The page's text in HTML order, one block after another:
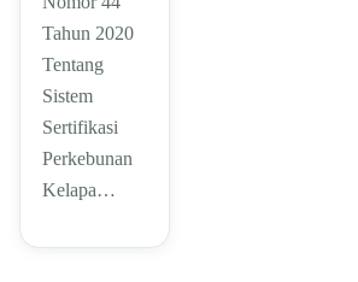
Tahun 2020
Tentang
Sistem
Sertifikasi
Perkebunan
Kelapa…